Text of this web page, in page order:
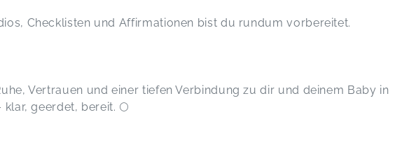
Checklisten und Affirmationen bist du rundum vorbereitet.
Vertrauen und einer tiefen Verbindung zu dir und deinem Baby in
klar, geerdet, bereit. 🌕